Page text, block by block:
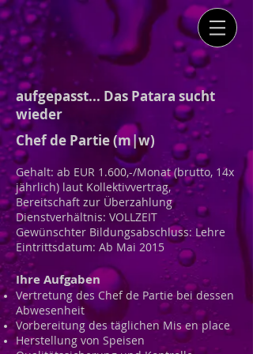
aufgepasst... Das Patara sucht
wieder
Chef de Partie (m|w)
Gehalt: ab EUR 1.600,-/Monat (brutto, 14x
jährlich) laut Kollektivvertrag,
Bereitschaft zur Überzahlung
Dienstverhältnis: VOLLZEIT
Gewünschter Bildungsabschluss: Lehre
Eintrittsdatum: Ab Mai 2015
Ihre Aufgaben
Vertretung des Chef de Partie bei dessen
Abwesenheit
Vorbereitung des täglichen Mis en place
Herstellung von Speisen